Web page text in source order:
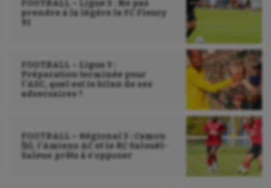
FOOTBALL – Ligue 3 : Ne pas
prendre à la légère le FC Fleury
91
FOOTBALL – Ligue 3 :
Préparation terminée pour
l’ASC, quel est le bilan de ses
adversaires ?
FOOTBALL – Régional 3 : Camon
(b), l’Amiens AC et le RC Salouël-
Saleux prêts à s’opposer